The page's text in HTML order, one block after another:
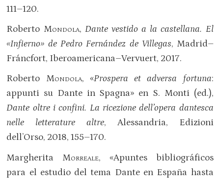
111–120.
Roberto Mondola, Dante vestido a la castellana. El
«Infierno» de Pedro Fernández de Villegas, Madrid–
Fráncfort, Iberoamericana–Vervuert, 2017.
Roberto Mondola, «Prospera et adversa fortuna:
appunti su Dante in Spagna» en S. Monti (ed.),
Dante oltre i confini. La ricezione dell’opera dantesca
nelle letterature altre, Alessandria, Edizioni
dell’Orso, 2018, 155–170.
Margherita Morreale, «Apuntes bibliográficos
para el estudio del tema Dante en España hasta